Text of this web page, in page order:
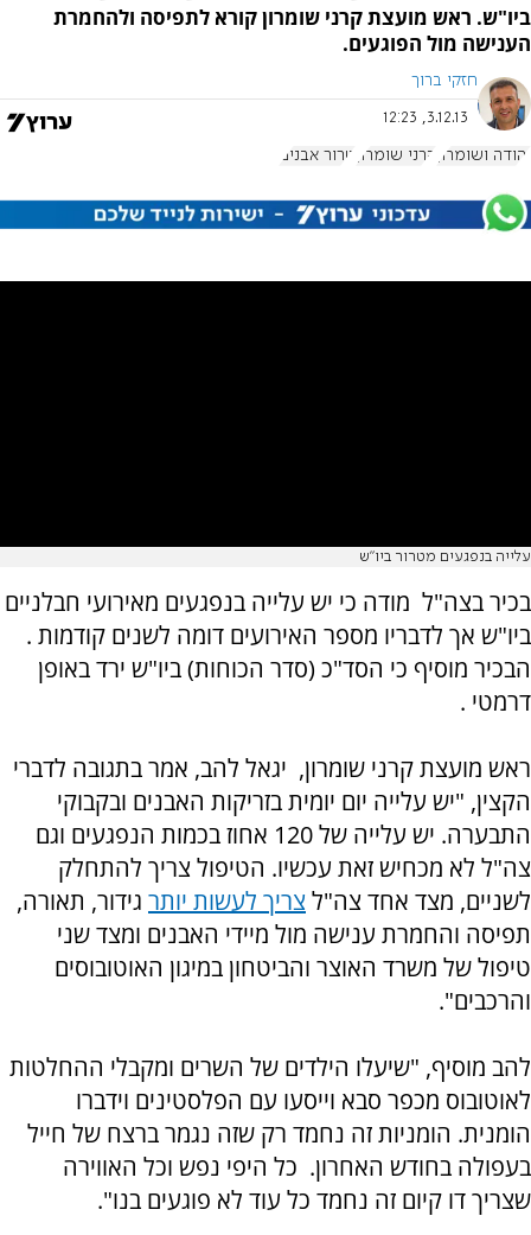
ביו"ש. ראש מועצת קרני שומרון קורא לתפיסה ולהחמרת
הענישה מול הפוגעים.
חזקי ברוך
3.12.13, 12:23
יהודה ושומרון קרני שומרון טרור אבנים
עלייה בנפגעים מטרור ביו"ש
בכיר בצה"ל מודה כי יש עלייה בנפגעים מאירועי חבלניים
ביו"ש אך לדבריו מספר האירועים דומה לשנים קודמות .
הבכיר מוסיף כי הסד"כ (סדר הכוחות) ביו"ש ירד באופן
דרמטי .
ראש מועצת קרני שומרון, יגאל להב, אמר בתגובה לדברי
הקצין, "יש עלייה יום יומית בזריקות האבנים ובקבוקי
התבערה. יש עלייה של 120 אחוז בכמות הנפגעים וגם
צה"ל לא מכחיש זאת עכשיו. הטיפול צריך להתחלק
לשניים, מצד אחד צה"לצריך לעשות יותר גידור, תאורה,
תפיסה והחמרת ענישה מול מיידי האבנים ומצד שני
טיפול של משרד האוצר והביטחון במיגון האוטובוסים
והרכבים".
להב מוסיף, "שיעלו הילדים של השרים ומקבלי ההחלטות
לאוטובוס מכפר סבא וייסעו עם הפלסטינים וידברו
הומנית. הומניות זה נחמד רק שזה נגמר ברצח של חייל
בעפולה בחודש האחרון. כל היפי נפש וכל האווירה
שצריך דו קיום זה נחמד כל עוד לא פוגעים בנו".